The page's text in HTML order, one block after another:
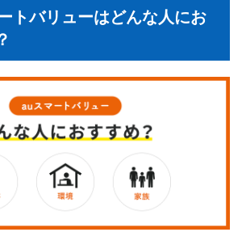
トバリューはどんな人にお